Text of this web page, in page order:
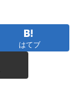
はてブ